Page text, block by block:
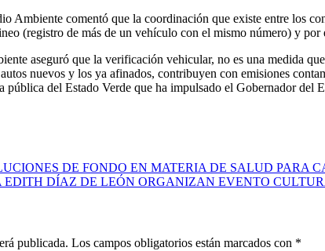
Ambiente comentó que la coordinación que existe entre los
(registro de más de un vehículo con el mismo número) y
aseguró que la verificación vehicular, no es una medida
nuevos y los ya afinados, contribuyen con emisiones
pública del Estado Verde que ha impulsado el Gobernador del
DE FONDO EN MATERIA DE SALUD PARA
DÍAZ DE LEÓN ORGANIZAN EVENTO
publicada. Los campos obligatorios están marcados con *